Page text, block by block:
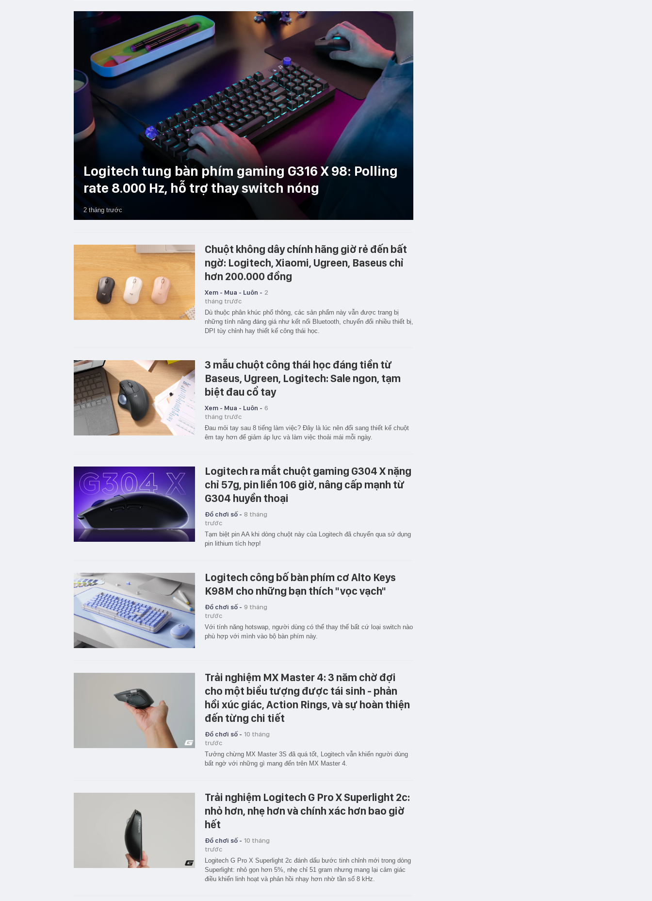
Logitech tung bàn phím gaming G316 X 98: Polling
rate 8.000 Hz, hỗ trợ thay switch nóng
2 tháng trước
Chuột không dây chính hãng giờ rẻ đến bất
ngờ: Logitech, Xiaomi, Ugreen, Baseus chỉ
hơn 200.000 đồng
Xem - Mua - Luôn - 2
tháng trước
Dù thuộc phân khúc phổ thông, các sản phẩm này vẫn được trang bị
những tính năng đáng giá như kết nối Bluetooth, chuyển đổi nhiều thiết bị,
DPI tùy chỉnh hay thiết kế công thái học.
3 mẫu chuột công thái học đáng tiền từ
Baseus, Ugreen, Logitech: Sale ngon, tạm
biệt đau cổ tay
Xem - Mua - Luôn - 6
tháng trước
Đau mỏi tay sau 8 tiếng làm việc? Đây là lúc nên đổi sang thiết kế chuột
êm tay hơn để giảm áp lực và làm việc thoải mái mỗi ngày.
Logitech ra mắt chuột gaming G304 X nặng
chỉ 57g, pin liền 106 giờ, nâng cấp mạnh từ
G304 huyền thoại
Đồ chơi số - 8 tháng
trước
Tạm biệt pin AA khi dòng chuột này của Logitech đã chuyển qua sử dụng
pin lithium tích hợp!
Logitech công bố bàn phím cơ Alto Keys
K98M cho những bạn thích "vọc vạch"
Đồ chơi số - 9 tháng
trước
Với tính năng hotswap, người dùng có thể thay thế bất cứ loại switch nào
phù hợp với mình vào bộ bàn phím này.
Trải nghiệm MX Master 4: 3 năm chờ đợi
cho một biểu tượng được tái sinh - phản
hồi xúc giác, Action Rings, và sự hoàn thiện
đến từng chi tiết
Đồ chơi số - 10 tháng
trước
Tưởng chừng MX Master 3S đã quá tốt, Logitech vẫn khiến người dùng
bất ngờ với những gì mang đến trên MX Master 4.
Trải nghiệm Logitech G Pro X Superlight 2c:
nhỏ hơn, nhẹ hơn và chính xác hơn bao giờ
hết
Đồ chơi số - 10 tháng
trước
Logitech G Pro X Superlight 2c đánh dấu bước tinh chỉnh mới trong dòng
Superlight: nhỏ gọn hơn 5%, nhẹ chỉ 51 gram nhưng mang lại cảm giác
điều khiển linh hoạt và phản hồi nhạy hơn nhờ tần số 8 kHz.